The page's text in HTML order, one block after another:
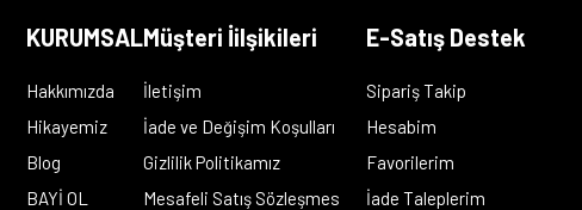
KURUMSAL
Hakkımızda
Hikayemiz
Blog
BAYİ OL
Müşteri İilşikileri
İletişim
İade ve Değişim Koşulları
Gizlilik Politikamız
Mesafeli Satış Sözleşmes
E-Satış Destek
Sipariş Takip
Hesabim
Favorilerim
İade Taleplerim